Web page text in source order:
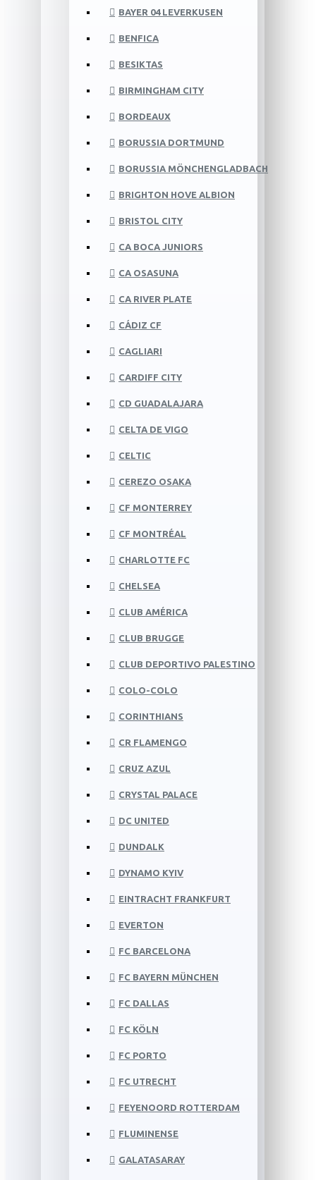
BAYER 04 LEVERKUSEN
BENFICA
BESIKTAS
BIRMINGHAM CITY
BORDEAUX
BORUSSIA DORTMUND
BORUSSIA MÖNCHENGLADBACH
BRIGHTON HOVE ALBION
BRISTOL CITY
CA BOCA JUNIORS
CA OSASUNA
CA RIVER PLATE
CÁDIZ CF
CAGLIARI
CARDIFF CITY
CD GUADALAJARA
CELTA DE VIGO
CELTIC
CEREZO OSAKA
CF MONTERREY
CF MONTRÉAL
CHARLOTTE FC
CHELSEA
CLUB AMÉRICA
CLUB BRUGGE
CLUB DEPORTIVO PALESTINO
COLO-COLO
CORINTHIANS
CR FLAMENGO
CRUZ AZUL
CRYSTAL PALACE
DC UNITED
DUNDALK
DYNAMO KYIV
EINTRACHT FRANKFURT
EVERTON
FC BARCELONA
FC BAYERN MÜNCHEN
FC DALLAS
FC KÖLN
FC PORTO
FC UTRECHT
FEYENOORD ROTTERDAM
FLUMINENSE
GALATASARAY